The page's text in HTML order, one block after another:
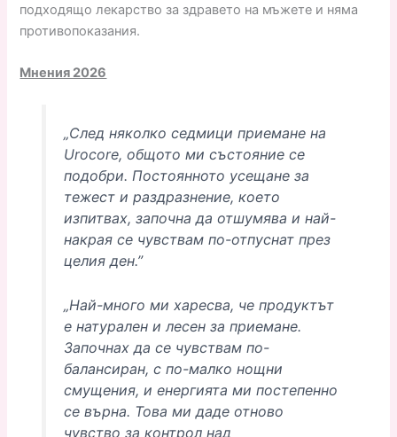
подходящо лекарство за здравето на мъжете и няма
противопоказания.
Мнения 2026
„След няколко седмици приемане на
Urocore, общото ми състояние се
подобри. Постоянното усещане за
тежест и раздразнение, което
изпитвах, започна да отшумява и най-
накрая се чувствам по-отпуснат през
целия ден.”
„Най-много ми харесва, че продуктът
е натурален и лесен за приемане.
Започнах да се чувствам по-
балансиран, с по-малко нощни
смущения, и енергията ми постепенно
се върна. Това ми даде отново
чувство за контрол над